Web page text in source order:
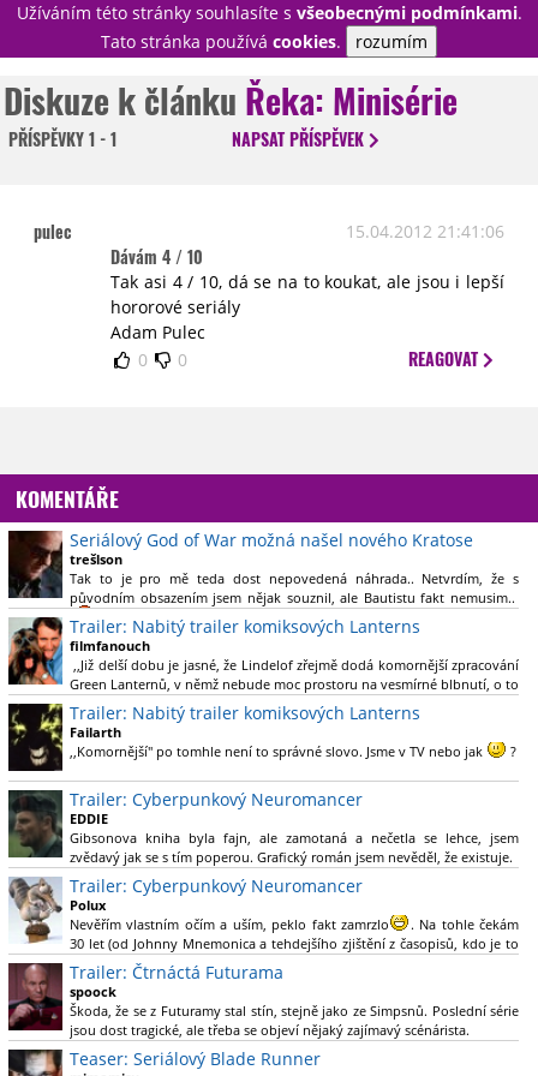
Užíváním této stránky souhlasíte s všeobecnými podmínkami.
Tato stránka používá cookies. rozumím
PŘIHLÁSIT
TRAILERY
GALERIE
DISKUZE
STATISTIKY
Diskuze k článku Řeka: Minisérie
PŘÍSPĚVKY1 - 1 NAPSATPŘÍSPĚVEK
pulec 15.04.2012 21:41:06
Dávám 4 / 10
Tak asi 4 / 10, dá se na to koukat, ale jsou i lepší
hororové seriály
Adam Pulec
0
0 REAGOVAT
KOMENTÁŘE
Seriálový God of War možná našel nového Kratose
trešlson
Tak to je pro mě teda dost nepovedená náhrada.. Netvrdím, že s
původním obsazením jsem nějak souznil, ale Bautistu fakt nemusim..
Trailer: Nabitý trailer komiksových Lanterns
filmfanouch
,,Již delší dobu je jasné, že Lindelof zřejmě dodá komornější zpracování
Green Lanternů, v němž nebude moc prostoru na vesmírné blbnutí, o to
více se ovšem bude moci nová adaptace odprostit třeba od filmového
Green Lanterna s Ryanem Reynoldsem.´´ Co je na tom
nesrozumitelného?
Trailer: Nabitý trailer komiksových Lanterns
Failarth
,,Komornější" po tomhle není to správné slovo. Jsme v TV nebo jak
?
Nebál bych se říct, že to vypadá skvěle jak po stránce kvantity materiálu,
tak i formou.
Výběr Ulricha Tomsena pro mě velké překvapení a velmi zajímavá volba
bravo.
Chandler je lepší a lepší s každou novou scénou.
Komiksy to mají ted´těžké, paradoxně tomu škodí to všechno kolem
(DC nebo MCU to je buřt) , ale nezasloužilo by si to zářez jen kvůli tomu.
Držím tomu palce.
Trailer: Cyberpunkový Neuromancer
EDDIE
Gibsonova kniha byla fajn, ale zamotaná a nečetla se lehce, jsem
zvědavý jak se s tím poperou. Grafický román jsem nevěděl, že existuje.
Trailer: Cyberpunkový Neuromancer
Polux
Nevěřím vlastním očím a uším, peklo fakt zamrzlo
. Na tohle čekám
30 let (od Johnny Mnemonica a tehdejšího zjištění z časopisů, kdo je to
Gibson a co je jeho debutová kniha zač), přičemž 25 let (od Matrixu,
který pojem cyberpunk dostal do povědomí i obyčejného diváka a
nikoliv fanouška žánru) marně doufám, že si po řadě "duchovních
nástupců", kteří přišli poté (Ghost In The Shell, Alita: Battle Angel,
Altered Carbon, Blade Runner 2049, Cyberpunk 2077, atd.), někdo
konečně vzpomene i na bibli cyberpunku, se kterou to všechno začalo.
Trailer: Čtrnáctá Futurama
spoock
Škoda, že se z Futuramy stal stín, stejně jako ze Simpsnů. Poslední série
jsou dost tragické, ale třeba se objeví nějaký zajímavý scénárista.
Nedávno začala vycházet nová řada Ricka a Mortyho a já z úžasem zjistil,
že se na to dá opět koukat.
Teaser: Seriálový Blade Runner